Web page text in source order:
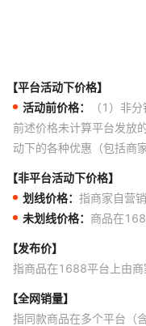
【平台活动下价格】
活动前价格：
（1）非
前述价格未计算平台发放
动下的各种优惠（包括商
【非平台活动下价格】
划线价格： 指商家自营
未划线价格： 商品在
【发布价】
指商品在1688平台上由商
【全网销量】
指同款商品在多个平台（